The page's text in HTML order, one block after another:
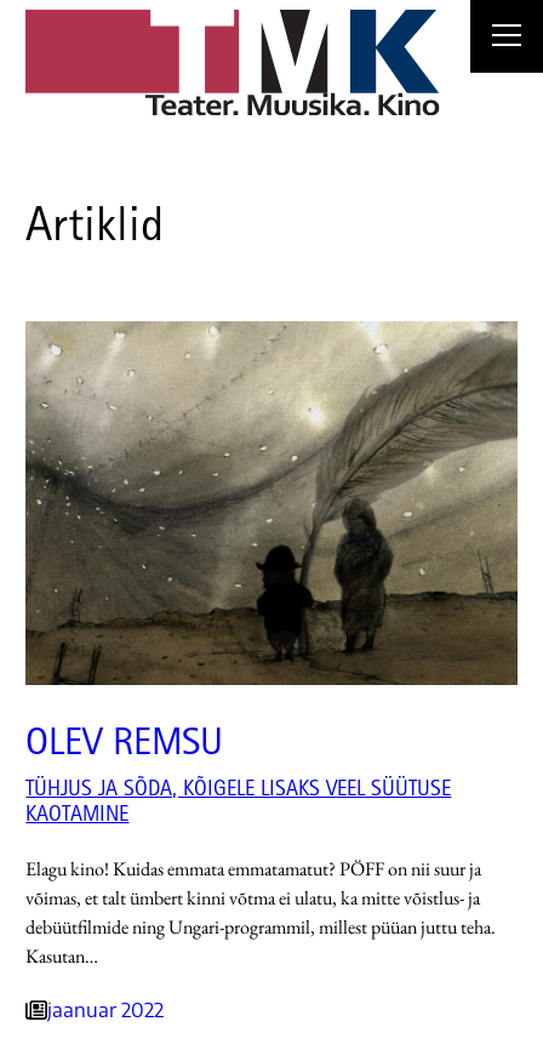
Artiklid
OLEV REMSU
TÜHJUS JA SÕDA, KÕIGELE LISAKS VEEL SÜÜTUSE
KAOTAMINE
Elagu kino! Kuidas emmata emmatamatut? PÖFF on nii suur ja
võimas, et talt ümbert kinni võtma ei ulatu, ka mitte võistlus- ja
debüütfilmide ning Ungari-programmil, millest püüan juttu teha.
Kasutan…
jaanuar 2022